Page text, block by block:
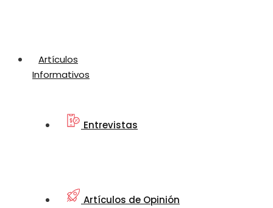
Artículos
Informativos
Entrevistas
Artículos de Opinión